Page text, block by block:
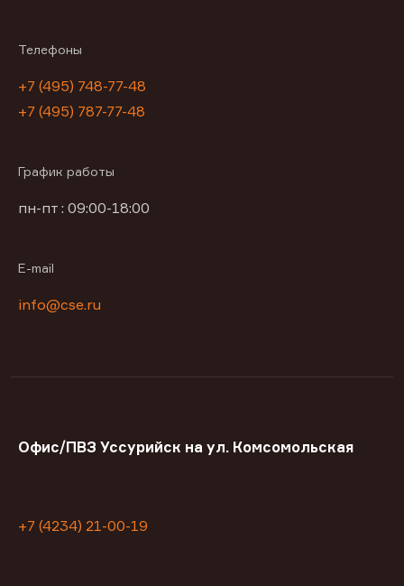
Телефоны
+7 (495) 748-77-48
+7 (495) 787-77-48
График работы
пн-пт : 09:00-18:00
E-mail
info@cse.ru
Офис/ПВЗ Уссурийск на ул. Комсомольская
+7 (4234) 21-00-19